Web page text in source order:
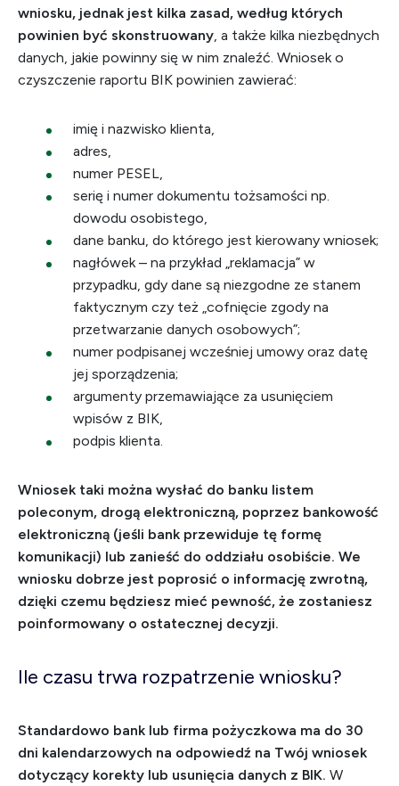
wniosku, jednak jest kilka zasad, według których
powinien być skonstruowany , a także kilka niezbędnych
danych, jakie powinny się w nim znaleźć. Wniosek o
czyszczenie raportu BIK powinien zawierać:
imię i nazwisko klienta,
adres,
numer PESEL,
serię i numer dokumentu tożsamości np.
dowodu osobistego,
dane banku, do którego jest kierowany wniosek;
nagłówek – na przykład „reklamacja” w
przypadku, gdy dane są niezgodne ze stanem
faktycznym czy też „cofnięcie zgody na
przetwarzanie danych osobowych”;
numer podpisanej wcześniej umowy oraz datę
jej sporządzenia;
argumenty przemawiające za usunięciem
wpisów z BIK,
podpis klienta.
Wniosek taki można wysłać do banku listem
poleconym, drogą elektroniczną, poprzez bankowość
elektroniczną (jeśli bank przewiduje tę formę
komunikacji) lub zanieść do oddziału osobiście. We
wniosku dobrze jest poprosić o informację zwrotną,
dzięki czemu będziesz mieć pewność, że zostaniesz
poinformowany o ostatecznej decyzji.
Ile czasu trwa rozpatrzenie wniosku?
Standardowo bank lub firma pożyczkowa ma do 30
dni kalendarzowych na odpowiedź na Twój wniosek
dotyczący korekty lub usunięcia danych z BIK. W